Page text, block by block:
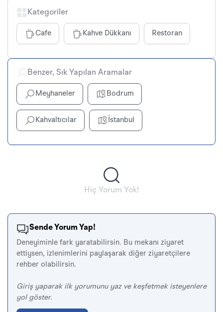
Kategoriler
Cafe Kahve Dükkanı Restoran
Benzer, Sık Yapılan Aramalar
Meyhaneler Bodrum
Kahvaltıcılar İstanbul
Hiç Yorum Yok!
Sende Yorum Yap!
Deneyiminle fark yaratabilirsin. Bu mekanı ziyaret
ettiysen, izlenimlerini paylaşarak diğer ziyaretçilere
rehber olabilirsin.
Giriş yaparak ilk yorumunu yaz ve keşfetmek isteyenlere
yol göster.